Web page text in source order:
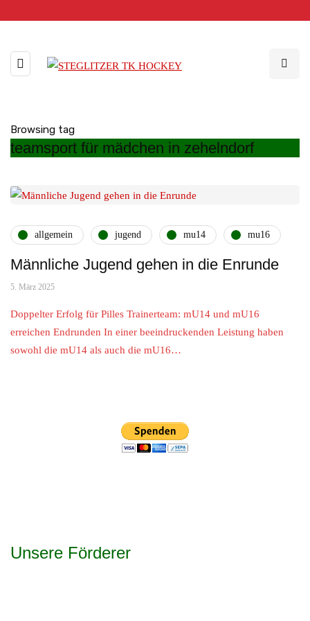
Browsing tag
teamsport für mädchen in zehelndorf
allgemein jugend mu14 mu16
Männliche Jugend gehen in die Enrunde
5. März 2025
Doppelter Erfolg für Pilles Trainerteam: mU14 und mU16
erreichen Endrunden In einer beeindruckenden Leistung haben
sowohl die mU14 als auch die mU16…
Unsere Förderer